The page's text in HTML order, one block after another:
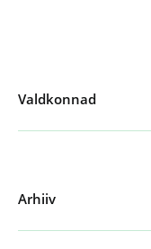
Valdkonnad
Arhiiv